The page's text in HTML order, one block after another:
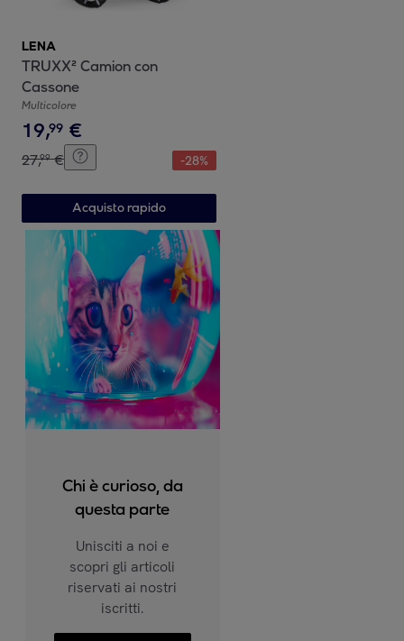
LENA
TRUXX² Camion con
Cassone
Multicolore
19,99 €
27,99 € -28%
Acquisto rapido
Chi è curioso, da
questa parte
Unisciti a noi e
scopri gli articoli
riservati ai nostri
iscritti.